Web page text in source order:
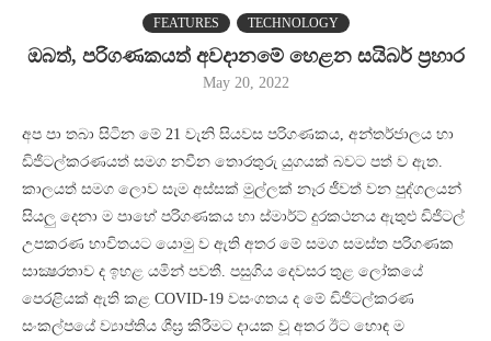
FEATURES TECHNOLOGY
ඔබත්, පරිගණකයත් අවදානමේ හෙළන සයිබර් ප්‍රහාර
May 20, 2022
අප පා තබා සිටින මේ 21 වැනි සියවස පරිගණකය, අන්තර්ජාලය හා
ඩිජිටල්කරණයත් සමග නවීන තොරතුරු යුගයක් බවට පත් ව ඇත.
කාලයත් සමග ලොව සැම අස්සක් මුල්ලක් නෑර ජීවත් වන පුද්ගලයන්
සියලු දෙනා ම පාහේ පරිගණකය හා ස්මාර්ට් දුරකථනය ඇතුළු ඩිජිටල්
උපකරණ භාවිතයට යොමු ව ඇති අතර මේ සමග සමස්ත පරිගණක
සාක්‍ෂරතාව ද ඉහළ යමින් පවතී. පසුගිය දෙවසර තුළ ලෝකයේ
පෙරළියක් ඇති කළ COVID-19 වසංගතය ද මේ ඩිජිටල්කරණ
සංකල්පයේ ව්‍යාප්තිය ශීඝ්‍ර කිරීමට දායක වූ අතර ඊට හොඳ ම